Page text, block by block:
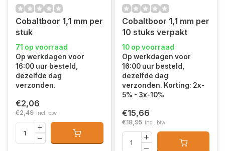
Cobaltboor 1,1 mm per
stuk
71 op voorraad
Op werkdagen voor
16:00 uur besteld,
dezelfde dag
verzonden.
€2,06
€2,49 Incl. btw
Cobaltboor 1,1 mm per
10 stuks verpakt
10 op voorraad
Op werkdagen voor
16:00 uur besteld,
dezelfde dag
verzonden. Korting: 2x-
5% - 3x-10%
€15,66
€18,95 Incl. btw